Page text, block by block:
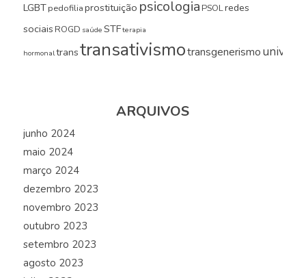
LGBTpedofiliaprostituição psicologia PSOLredes
sociais ROGD saúde STFterapia
hormonaltranstransativismotransgenerismo
ARQUIVOS
junho 2024
maio 2024
março 2024
dezembro 2023
novembro 2023
outubro 2023
setembro 2023
agosto 2023